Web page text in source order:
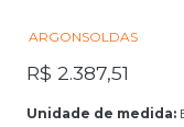
ARGONSOLDAS
R$ 2.387,51
Unidade de medida: